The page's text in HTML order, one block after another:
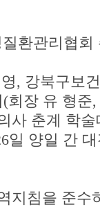
환관리협회
, 강북구보
회장 유 형준
사 춘계 학
일 양일 간
지침을 준수